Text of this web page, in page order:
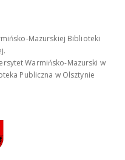
Mazurskiej Biblioteki
Warmińsko-Mazurski w
Publiczna w Olsztynie